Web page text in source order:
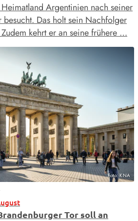
Heimatland Argentinien nach seiner
besucht. Das holt sein Nachfolger
kehrt er an seine frühere …
Foto: KNA
Tor soll an